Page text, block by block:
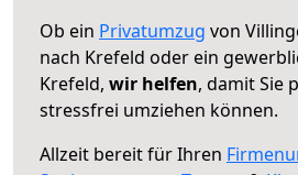
Ob ein Privatumzug von
nach Krefeld oder ein
Krefeld, wir helfen, damit Sie
stressfrei umziehen können.
Allzeit bereit für Ihren